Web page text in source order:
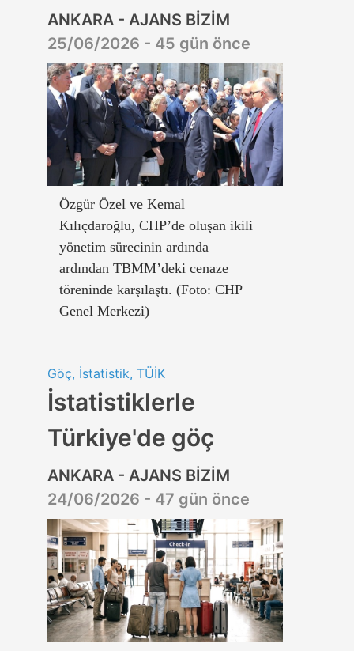
ANKARA - AJANS BİZİM
25/06/2026 - 45 gün önce
Özgür Özel ve Kemal
Kılıçdaroğlu, CHP’de oluşan ikili
yönetim sürecinin ardında
ardından TBMM’deki cenaze
töreninde karşılaştı. (Foto: CHP
Genel Merkezi)
Göç, İstatistik, TÜİK
İstatistiklerle
Türkiye'de göç
ANKARA - AJANS BİZİM
24/06/2026 - 47 gün önce